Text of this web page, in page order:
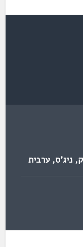
,ניג'ס,ערבית